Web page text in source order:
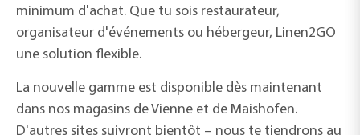
minimum d'achat. Que tu sois restaurateur,
organisateur d'événements ou hébergeur, Linen2GO
une solution flexible.
La nouvelle gamme est disponible dès maintenant
dans nos magasins de Vienne et de Maishofen.
D'autres sites suivront bientôt – nous te tiendrons au